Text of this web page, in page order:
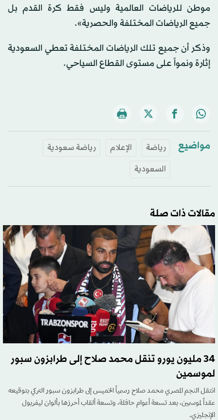
موطن للرياضات العالمية وليس فقط كرة القدم بل
جميع الرياضات المختلفة والحصرية».
وذكر أن جميع تلك الرياضات المختلفة تعطي السعودية
إثارة ونمواً على مستوى القطاع السياحي.
مواضيع رياضة الإعلام
رياضة سعودية
السعودية
مقالات ذات صلة
34 مليون يورو تنقل محمد صلاح إلى طرابزون سبور
لموسمين
انتقل النجم المصري محمد صلاح رسمياً الخميس إلى طرابزون سبور التركي بتوقيعه
عقداً لموسمين، بعد تسعة أعوام حافلة، وتسعة ألقاب أحرزها بألوان ليفربول
الإنجليزي.